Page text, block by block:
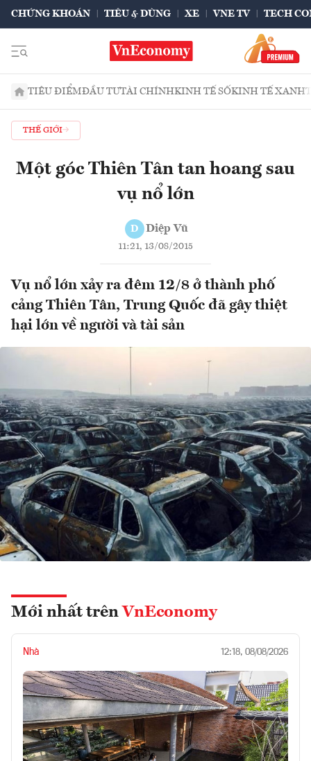
CHỨNG KHOÁN TIÊU & DÙNG XE VNE TV TECH
TIÊU ĐIỂMĐẦU TƯTÀI CHÍNHKINH TẾ SỐKINH TẾ XANH
THẾ GIỚI
Một góc Thiên Tân tan hoang sau
vụ nổ lớn
D Diệp Vũ
11:21, 13/08/2015
Vụ nổ lớn xảy ra đêm 12/8 ở thành phố
cảng Thiên Tân, Trung Quốc đã gây thiệt
hại lớn về người và tài sản
Mới nhất trên VnEconomy
Nhà 12:18, 08/08/2026